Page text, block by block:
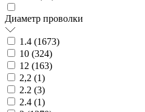
Диаметр проволки
1.4 (1673)
10 (324)
12 (163)
2,2 (1)
2.2 (3)
2.4 (1)